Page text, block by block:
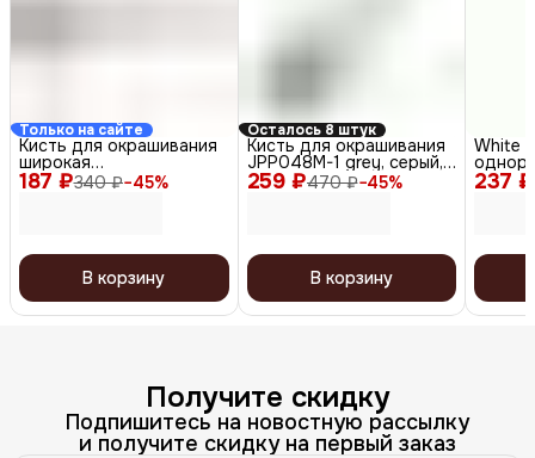
Только на сайте
187 ₽340 ₽−45%
Кисть для окрашивания
широкая
DBHS78black/transparent,
черный прозрачный
В корзину
Осталось 8 штук
259 ₽470 ₽−45%
Кисть для окрашивания
JPP048M-1 grey, серый,
45 мм
В корзину
237 ₽
White
Получите скидку
Подпишитесь на новостную рассылку
и получите скидку на первый заказ